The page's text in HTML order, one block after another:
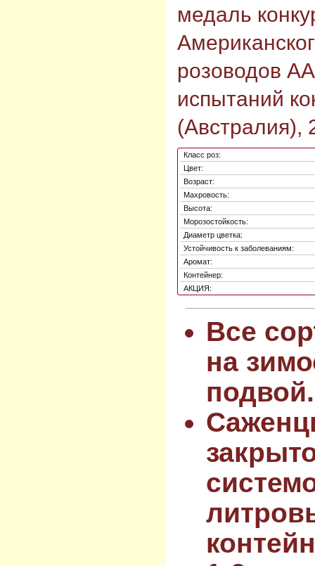
медаль
розоводов
испытаний
(Австралия),
Класс роз:
Цвет:
Возраст:
Махровость:
Высота:
Морозостойкость:
Диаметр цветка:
Устойчивость к заболеваниям:
Аромат:
Контейнер:
АКЦИЯ:
Все
на
подвой.